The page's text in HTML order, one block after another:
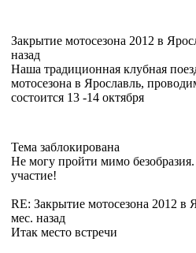
Закрытие мотосезона 2012 в
назад
Наша традиционная клубная
мотосезона в Ярославль,
состоится 13 -14 октября
Тема заблокирована
Не могу пройти мимо
участие!
RE: Закрытие мотосезона 2012 в
мес. назад
Итак место встречи